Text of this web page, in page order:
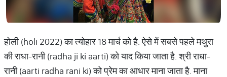
होली (holi 2022) का त्योहार 18 मार्च को है. ऐसे में सबसे पहले मथुरा
की राधा-रानी (radha ji ki aarti) को याद किया जाता है. श्री राधा-
रानी (aarti radha rani ki) को प्रेम का आधार माना जाता है. माना